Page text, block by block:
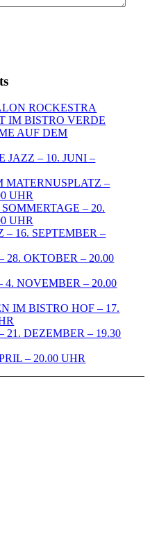
ROCKESTRA
IM BISTRO VERDE
AUF DEM
JAZZ – 10. JUNI –
MATERNUSPLATZ –
UHR
– 20.
UHR
– 16. SEPTEMBER –
28. OKTOBER – 20.00
4. NOVEMBER – 20.00
IM BISTRO HOF – 17.
21. DEZEMBER – 19.30
– 20.00 UHR